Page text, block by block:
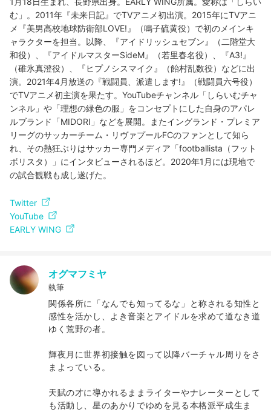
む」。2011年『未来日記』でTVアニメ初出演。2015年にTVアニ
メ『美男高校地球防衛部LOVE!』（鳴子硫黄役）で初のメインキ
ャラクターを担当。以降、『アイドリッシュセブン』（二階堂大
和役）、『アイドルマスターSideM』（若里春名役）、『A3!』
（碓氷真澄役）、『ヒプノシスマイク』（飴村乱数役）などに出
演。2021年4月放送の『戦闘員、派遣します!』（戦闘員六号役）
でTVアニメ初主演を果たす。YouTubeチャンネル「しらいむチャ
ンネル」や「理想の緑色の服」をコンセプトにした自身のアパレ
ルブランド「MIDORI」などを展開。またイングランド・プレミア
リーグのサッカーチーム・リヴァプールFCのファンとして知ら
れ、その熱狂ぶりはサッカー専門メディア「footballista（フット
ボリスタ）」にインタビューされるほど。2020年1月には現地で
の試合観戦も成し遂げた。
Twitter
YouTube
EARLY WING
オグマフミヤ
執筆
関係各所に「なんでも知ってるな」と称される知性と
感性を活かし、よき音楽とアイドルを求めて道なき道
ゆく荒野の者。
輝夜月に世界初接触を図って以降バーチャル周りをさ
まよっている。
天賦の才に導かれるままライターやナレーターとして
も活動し、星のあかりでゆめを見る本格派平成生ま